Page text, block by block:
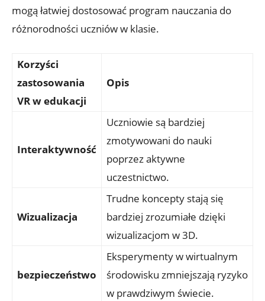
​mogą ​łatwiej dostosować program ​nauczania do⁢
różnorodności uczniów w klasie.
Korzyści
zastosowania
VR w⁤ edukacji
Opis
Interaktywność
Uczniowie⁢ są bardziej
zmotywowani do nauki
poprzez aktywne
‍uczestnictwo.
Wizualizacja
Trudne⁤ koncepty ​stają​ się
⁤bardziej ⁣zrozumiałe ⁣dzięki⁣
wizualizacjom w 3D.
bezpieczeństwo
Eksperymenty w wirtualnym
⁤środowisku zmniejszają ryzyko
w prawdziwym ‍świecie.